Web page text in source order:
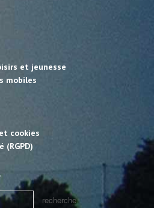
et jeunesse
mobiles
cookies